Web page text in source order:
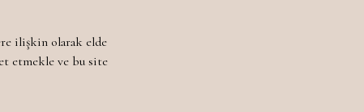
ilişkin olarak elde
etmekle ve bu site